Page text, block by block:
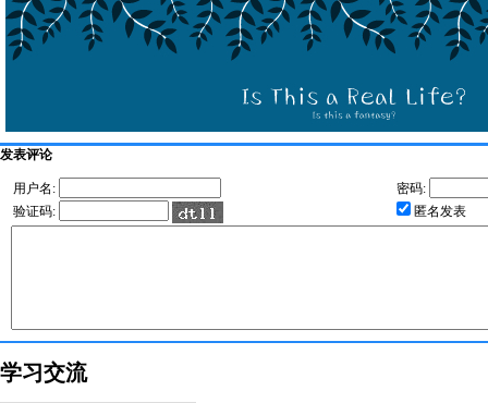
发表评论
用户名:
密码:
验证码:
匿名发表
学习交流